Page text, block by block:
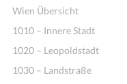
Wien Übersicht
1010 – Innere Stadt
1020 – Leopoldstadt
1030 – Landstraße